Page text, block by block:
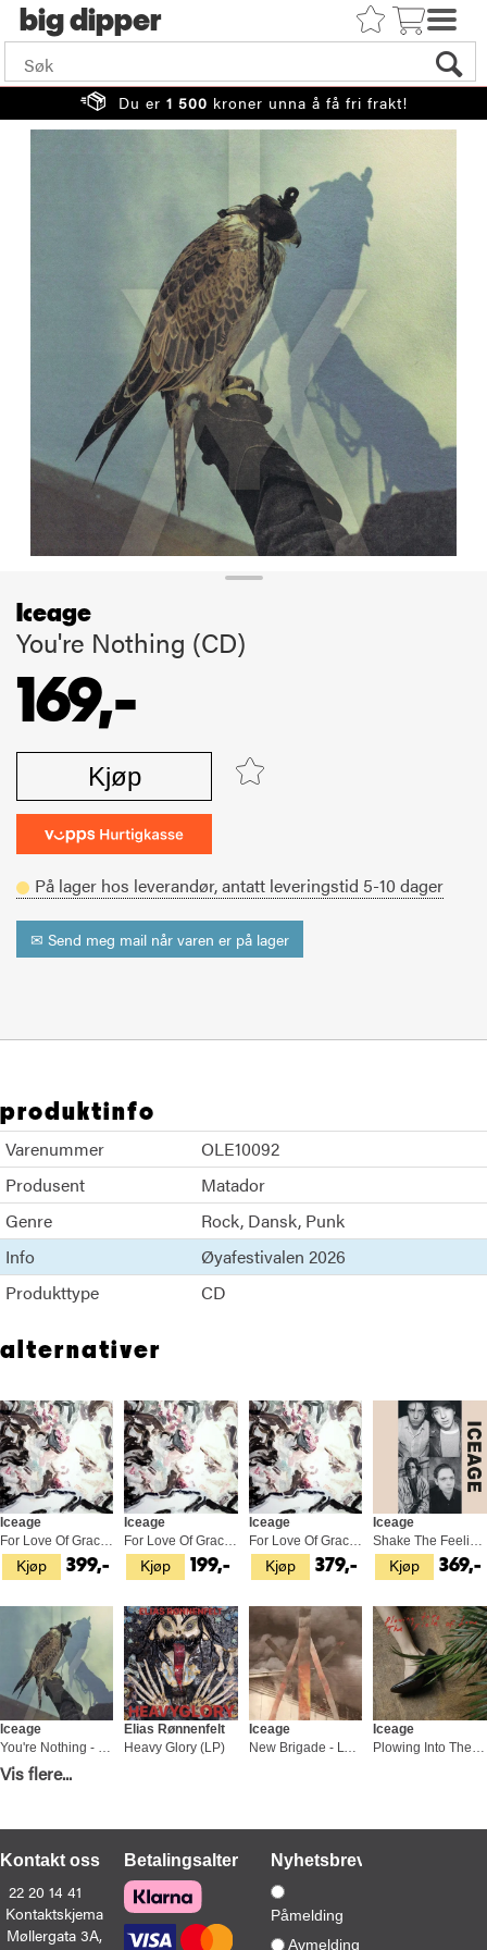
big
Du er 1 500 kroner unna å få fri frakt!
Iceage
You're Nothing (CD)
169,-
Kjøp
På lager hos leverandør,antatt leveringstid 5-10 dager
✉ Send meg mail når varen er på lager
produktinfo
Varenummer
OLE10092
Produsent
Matador
Genre
Rock Dansk Punk
Info
Øyafestivalen 2026
Produkttype
CD
alternativer
Kjøp
Iceage
For Love Of Grace & The… - LTD (LP)
399,- Kjøp
Iceage
For Love Of Grace & The Hereafter (CD)
199,- Kjøp
Iceage
For Love Of Grace & The Hereafter (LP)
379,- Kjøp
Iceage
Shake The Feeling: Outtakes… (DK) (LP)
369,-
Kjøp
Iceage
449,-
Elias Rønnenfelt
Heavy Glory (LP)
Iceage
Iceage
Iceage
Vis flere...
Kontakt oss
22 20 14 41
Kontaktskjema
Møllergata 3A,
BetalingsalternativerNyhetsbrev
Påmelding
Avmelding